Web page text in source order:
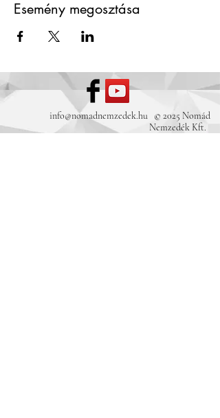
Esemény megosztása
info@nomadnemzedek.hu © 2025 Nomád
Nemzedék Kft.